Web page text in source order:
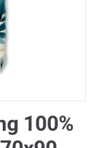
100%